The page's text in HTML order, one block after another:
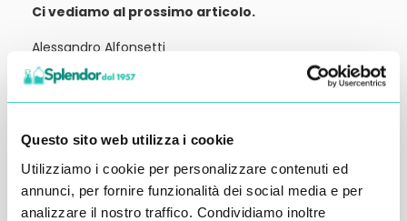
Questo sito web utilizza i cookie
Utilizziamo i cookie per personalizzare contenuti ed
annunci, per fornire funzionalità dei social media e per
analizzare il nostro traffico. Condividiamo inoltre
Ci vediamo al prossimo articolo.
Alessandro Alfonsetti
Inserisci i tuoi dati qui, ti ricontatteremo
entro 48 ore